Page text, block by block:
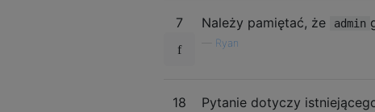
7 Należy pamiętać, że admin
Ryan
18 Pytanie dotyczy